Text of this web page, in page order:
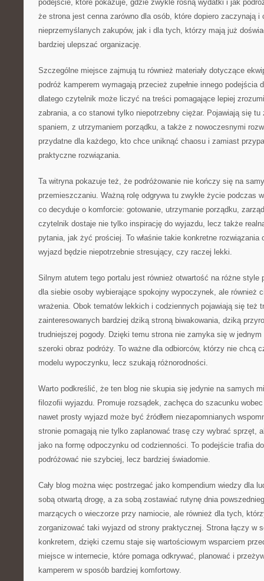
podejście, które pokazuje, gdzie zwykle rosną wydatki i jak
że strona jest cenna zarówno dla osób, które dopiero zaczynają i
nieprzemyślanych zakupów, jak i dla tych, którzy mają już
bardziej ulepszać organizację.
Szczególne miejsce zajmują tu również materiały dotyczące
podróż kamperem wymagają przecież zupełnie innego podejścia
dlatego czytelnik może liczyć na treści pomagające lepiej
zabrania, a co stanowi tylko niepotrzebny ciężar. Pojawiają się tu
spaniem, z utrzymaniem porządku, a także z nowoczesnymi
przydatne dla każdego, kto chce uniknąć chaosu i zamiast
praktyczne rozwiązania.
Ta witryna pokazuje też, że podróżowanie nie kończy się na
przemieszczaniu. Ważną rolę odgrywa tu zwykłe życie podczas
co decyduje o komforcie: gotowanie, utrzymanie porządku,
czytelnik dostaje nie tylko inspirację do wyjazdu, lecz także
pytania, jak żyć prościej. To właśnie takie konkretne
wyjazd będzie niepotrzebnie stresujący, czy raczej lekki.
Silnym atutem tego portalu jest również otwartość na różne style
dla siebie osoby wybierające spokojny wypoczynek, ale również
wrażenia. Obok tematów lekkich i codziennych pojawiają się też
zainteresowanych bardziej dziką stroną biwakowania, dziką
trudniejszej pogody. Dzięki temu strona nie zamyka się w
szeroki obraz podróży. To ważne dla odbiorców, którzy nie chcą
modelu wypoczynku, lecz szukają różnorodności.
Warto podkreślić, że ten blog nie skupia się jedynie na samych
filozofii wyjazdu. Promuje rozsądek, zachęca do szacunku
nawet prosty wyjazd może być źródłem niezapomnianych
stronie pomagają nie tylko zaplanować trasę czy wybrać sprzęt,
jako na formę odpoczynku od codzienności. To podejście trafia
podróżować nie szybciej, lecz bardziej świadomie.
Cały blog można więc postrzegać jako kompendium wiedzy dla
sobą otwartą drogę, a za sobą zostawiać rutynę dnia
marzących o wieczorze przy namiocie, ale również dla tych,
zorganizować taki wyjazd od strony praktycznej. Strona łączy w
konkretem, dzięki czemu staje się wartościowym wsparciem
miejsce w internecie, które pomaga odkrywać, planować i
kamperem w sposób bardziej komfortowy.